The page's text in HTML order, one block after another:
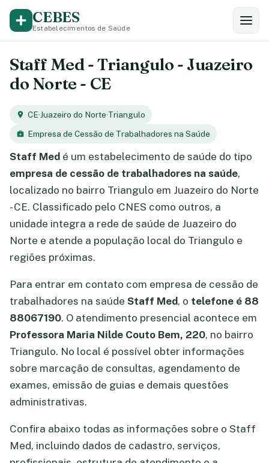
CEBES
Estabelecimentos de Saúde
Staff Med - Triangulo - Juazeiro
do Norte - CE
CE·Juazeiro do Norte·Triangulo
Empresa de Cessão de Trabalhadores na Saúde
Staff Med é um estabelecimento de saúde do tipo
empresa de cessão de trabalhadores na saúde,
localizado no bairro Triangulo em Juazeiro do Norte
- CE. Classificado pelo CNES como outros, a
unidade integra a rede de saúde de Juazeiro do
Norte e atende a população local do Triangulo e
regiões próximas.
Para entrar em contato com empresa de cessão de
trabalhadores na saúde Staff Med, o telefone é 88
88067190. O atendimento presencial acontece em
Professora Maria Nilde Couto Bem, 220, no bairro
Triangulo. No local é possível obter informações
sobre marcação de consultas, agendamento de
exames, emissão de guias e demais questões
administrativas.
Confira abaixo todas as informações sobre o Staff
Med, incluindo dados de cadastro, serviços,